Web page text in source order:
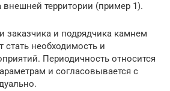
внешней территории (пример 1).
заказчика и подрядчика камнем
стать необходимость и
Периодичность относится
и согласовывается с